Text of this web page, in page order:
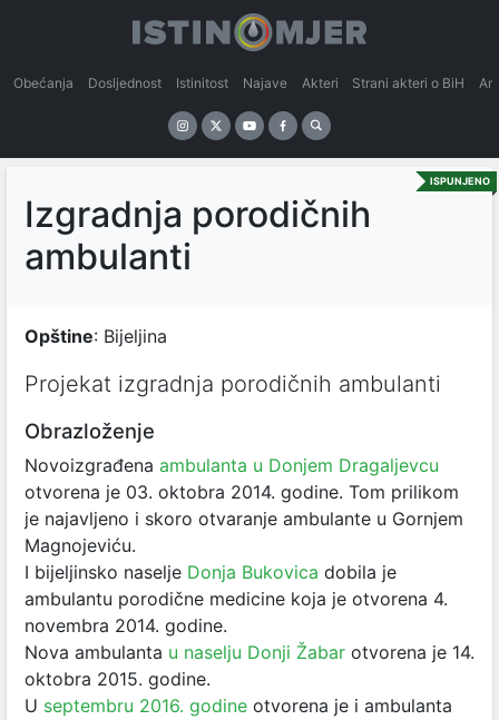
Obećanja Dosljednost Istinitost Najave Akteri Strani akteri o BiH
ISPUNJENO
Izgradnja porodičnih
ambulanti
Opštine: Bijeljina
Projekat izgradnja porodičnih ambulanti
Obrazloženje
Novoizgrađena ambulanta u Donjem Dragaljevcu
otvorena je 03. oktobra 2014. godine. Tom prilikom
je najavljeno i skoro otvaranje ambulante u Gornjem
Magnojeviću.
I bijeljinsko naselje Donja Bukovica dobila je
ambulantu porodične medicine koja je otvorena 4.
novembra 2014. godine.
Nova ambulanta u naselju Donji Žabar otvorena je 14.
oktobra 2015. godine.
U septembru 2016. godine otvorena je i ambulanta